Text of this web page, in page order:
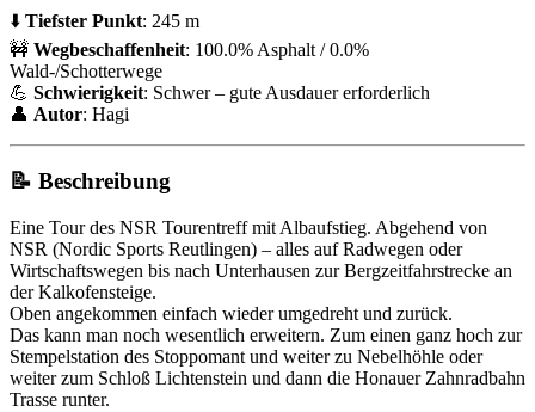
⬇️ Tiefster Punkt: 245 m
🚧 Wegbeschaffenheit: 100.0% Asphalt / 0.0%
Wald-/Schotterwege
💪 Schwierigkeit: Schwer – gute Ausdauer erforderlich
👤 Autor: Hagi
📝 Beschreibung
Eine Tour des NSR Tourentreff mit Albaufstieg. Abgehend von
NSR (Nordic Sports Reutlingen) – alles auf Radwegen oder
Wirtschaftswegen bis nach Unterhausen zur Bergzeitfahrstrecke an
der Kalkofensteige.
Oben angekommen einfach wieder umgedreht und zurück.
Das kann man noch wesentlich erweitern. Zum einen ganz hoch zur
Stempelstation des Stoppomant und weiter zu Nebelhöhle oder
weiter zum Schloß Lichtenstein und dann die Honauer Zahnradbahn
Trasse runter.